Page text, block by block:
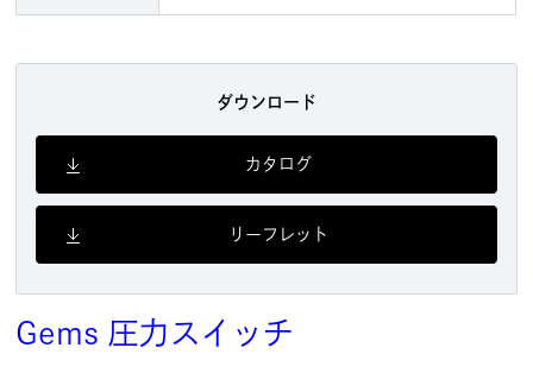
ダウンロード
カタログ
リーフレット
Gems 圧力スイッチ